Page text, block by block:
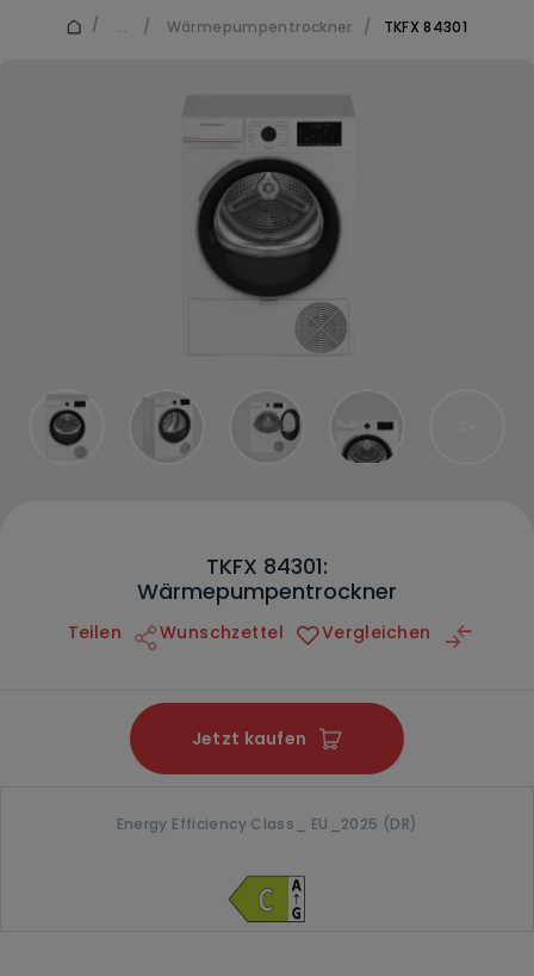
/ ... / Wärmepumpentrockner / TKFX 84301
TKFX 84301:
Wärmepumpentrockner
Teilen Wunschzettel Vergleichen
Jetzt kaufen
Energy Efficiency Class_ EU_2025 (DR)